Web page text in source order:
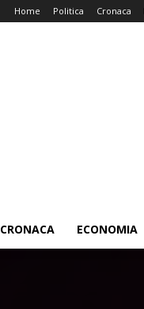
Home Politica Cronaca
CRONACA ECONOMIA